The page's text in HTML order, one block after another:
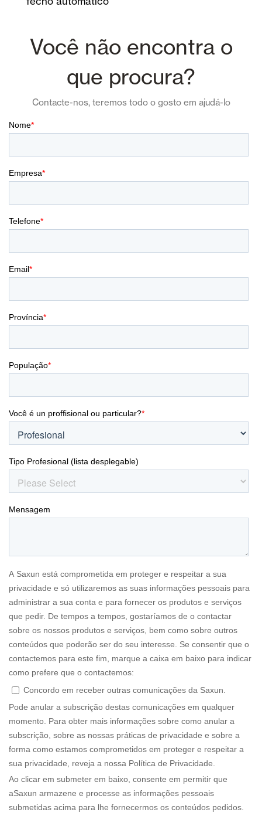
Você não encontra o
que procura?
Contacte-nos, teremos todo o gosto em ajudá-lo